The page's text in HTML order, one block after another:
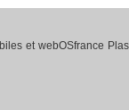
et webOSfrance